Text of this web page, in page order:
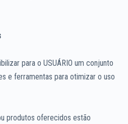
para o USUÁRIO um conjunto
e ferramentas para otimizar o uso
produtos oferecidos estão